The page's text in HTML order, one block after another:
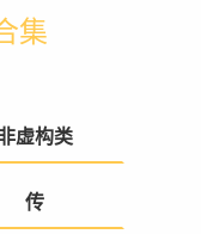
集
虚构类
传